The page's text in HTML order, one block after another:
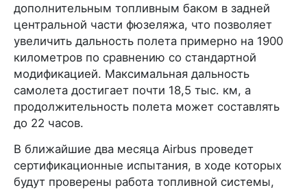
дополнительным топливным баком в задней
центральной части фюзеляжа, что позволяет
увеличить дальность полета примерно на 1900
километров по сравнению со стандартной
модификацией. Максимальная дальность
самолета достигает почти 18,5 тыс. км, а
продолжительность полета может составлять
до 22 часов.
В ближайшие два месяца Airbus проведет
сертификационные испытания, в ходе которых
будут проверены работа топливной системы,